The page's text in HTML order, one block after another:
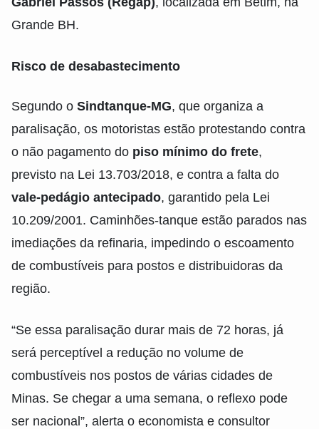
Grande BH.
Risco de desabastecimento
Segundo o Sindtanque-MG, que organiza a
paralisação, os motoristas estão protestando contra
o não pagamento do piso mínimo do frete,
previsto na Lei 13.703/2018, e contra a falta do
vale-pedágio antecipado, garantido pela Lei
10.209/2001. Caminhões-tanque estão parados nas
imediações da refinaria, impedindo o escoamento
de combustíveis para postos e distribuidoras da
região.
“Se essa paralisação durar mais de 72 horas, já
será perceptível a redução no volume de
combustíveis nos postos de várias cidades de
Minas. Se chegar a uma semana, o reflexo pode
ser nacional”, alerta o economista e consultor